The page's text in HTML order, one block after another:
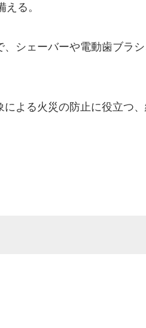
る。
シェーバーや電動歯ブラ
よる火災の防止に役立つ